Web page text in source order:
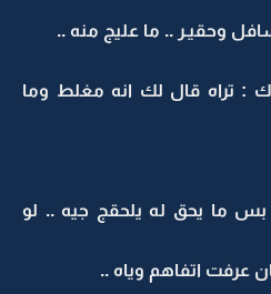
وحقيـر .. ما عليج منه ..
: تراه قال لك انه مغلط وما
ما يحق له يلحقج جيه .. لو
عرفت اتفاهم وياه ..